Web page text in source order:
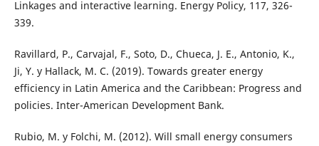
Linkages and interactive learning. Energy Policy, 117, 326-
339.
Ravillard, P., Carvajal, F., Soto, D., Chueca, J. E., Antonio, K.,
Ji, Y. y Hallack, M. C. (2019). Towards greater energy
efficiency in Latin America and the Caribbean: Progress and
policies. Inter-American Development Bank.
Rubio, M. y Folchi, M. (2012). Will small energy consumers